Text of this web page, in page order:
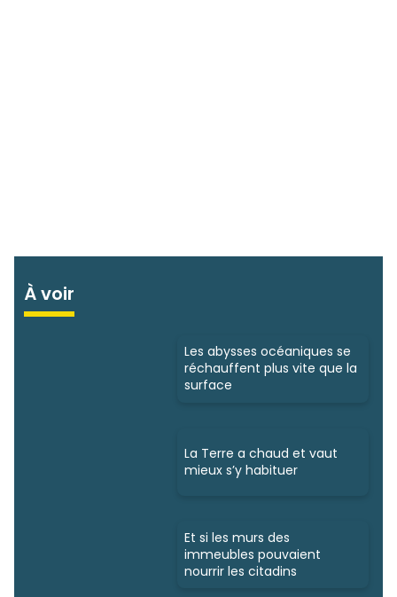
À voir
Les abysses océaniques se
réchauffent plus vite que la
surface
La Terre a chaud et vaut
mieux s’y habituer
Et si les murs des
immeubles pouvaient
nourrir les citadins